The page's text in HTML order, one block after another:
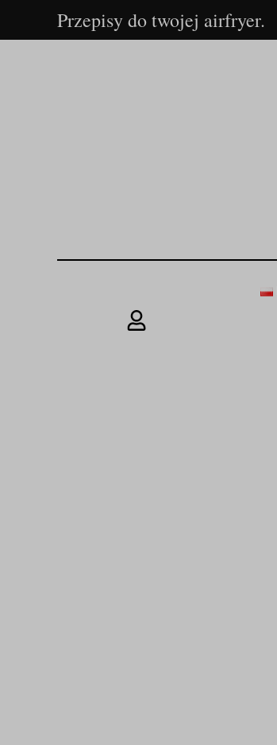
Przepisy do twojej airfryer.